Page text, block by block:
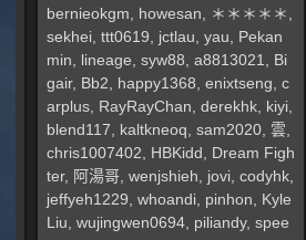
bernieokgm
howesan ＊＊＊＊＊
sekhei ttt0619 jctlau yau
Pekan
min
lineage syw88 a8813021
Bi
gair, Bb2 happy1368 enixtseng c
arplus RayRayChan derekhk kiyi
blend117
kaltkneoq sam2020 雲
chris1007402
HBKidd
Dream Figh
ter, 阿湯哥 wenjshieh jovi codyhk
jeffyeh1229 whoandi pinhon
Kyle
Liu wujingwen0694 piliandy, spee